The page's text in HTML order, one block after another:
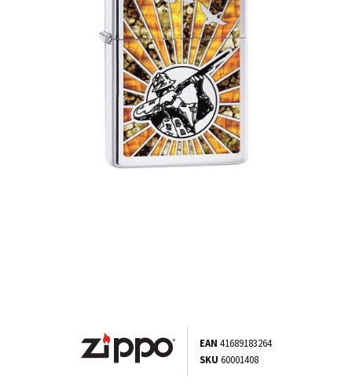
EAN 41689183264
SKU 60001408